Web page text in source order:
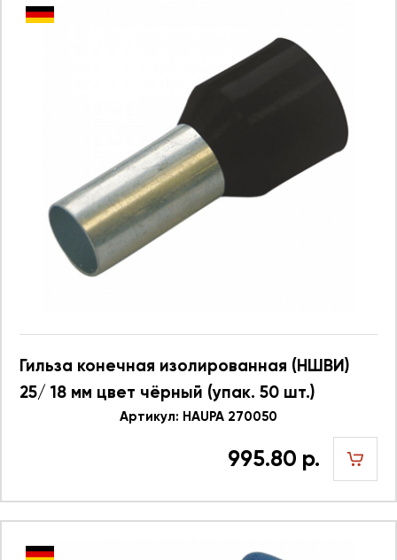
Гильза конечная изолированная (НШВИ)
25/ 18 мм цвет чёрный (упак. 50 шт.)
Артикул: HAUPA 270050
995.80 р.